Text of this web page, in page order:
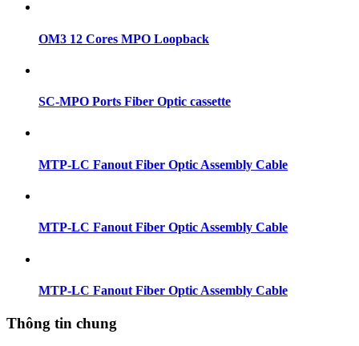
OM3 12 Cores MPO Loopback
SC-MPO Ports Fiber Optic cassette
MTP-LC Fanout Fiber Optic Assembly Cable
MTP-LC Fanout Fiber Optic Assembly Cable
MTP-LC Fanout Fiber Optic Assembly Cable
Thông tin chung